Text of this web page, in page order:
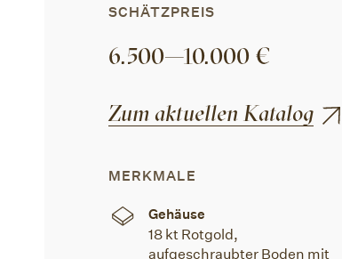
SCHÄTZPREIS
6.500—10.000 €
Zum aktuellen Katalog
MERKMALE
Gehäuse
18 kt Rotgold,
aufgeschraubter Boden mit